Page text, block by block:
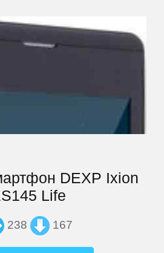
DEXP Ixion
Life
238 167